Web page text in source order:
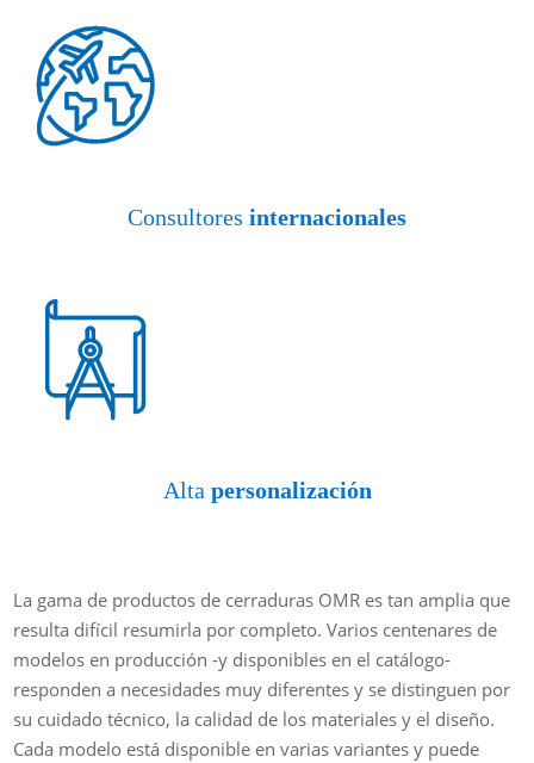
Consultores internacionales
Alta personalización
La gama de productos de cerraduras OMR es tan amplia que
resulta difícil resumirla por completo. Varios centenares de
modelos en producción -y disponibles en el catálogo-
responden a necesidades muy diferentes y se distinguen por
su cuidado técnico, la calidad de los materiales y el diseño.
Cada modelo está disponible en varias variantes y puede